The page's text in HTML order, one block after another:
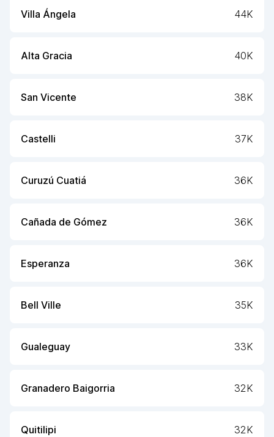
Villa Ángela 44K
Alta Gracia 40K
San Vicente 38K
Castelli 37K
Curuzú Cuatiá 36K
Cañada de Gómez 36K
Esperanza 36K
Bell Ville 35K
Gualeguay 33K
Granadero Baigorria 32K
Quitilipi 32K